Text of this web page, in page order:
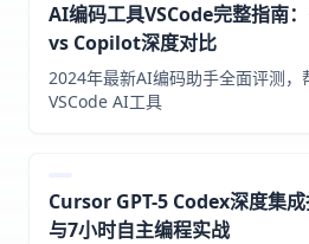
AI编码工具VSCode完整指南
vs Copilot深度对比
2024年最新AI编码助手全面评测，
VSCode AI工具
Cursor GPT-5 Codex深度集
与7小时自主编程实战